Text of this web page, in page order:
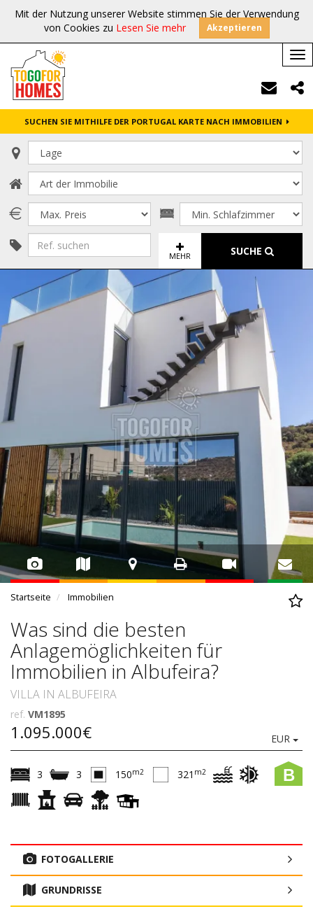
Mit der Nutzung unserer Website stimmen Sie der Verwendung
von Cookies zu Lesen Sie mehr Akzeptieren
SUCHEN SIE MITHILFE DER PORTUGAL KARTE NACH IMMOBILIEN
MEHR SUCHE
Startseite Immobilien
Was sind die besten
Anlagemöglichkeiten für
Immobilien in Albufeira?
VILLA IN ALBUFEIRA
ref. VM1895
1.095.000€ EUR
B
3 3 150m2 321 m2
FOTOGALLERIE
GRUNDRISSE